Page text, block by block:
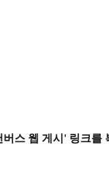
스 웹 게시' 링크를